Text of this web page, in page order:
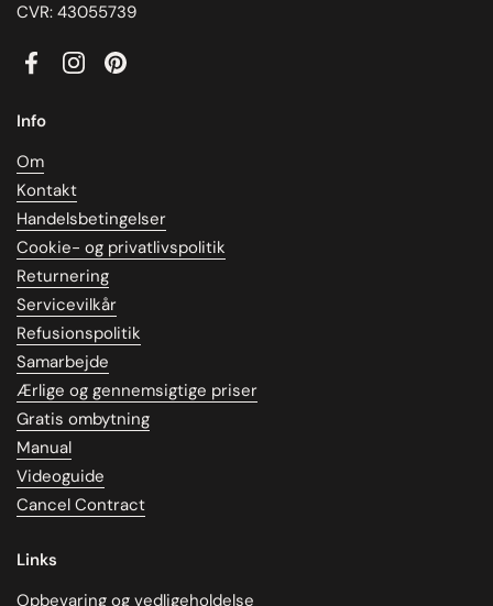
CVR: 43055739
FacebookInstagramPinterest
Info
Om
Kontakt
Handelsbetingelser
Cookie- og privatlivspolitik
Returnering
Servicevilkår
Refusionspolitik
Samarbejde
Ærlige og gennemsigtige priser
Gratis ombytning
Manual
Videoguide
Cancel Contract
Links
Opbevaring og vedligeholdelse